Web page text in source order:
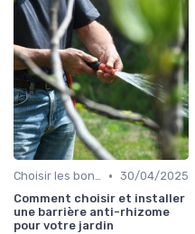
Choisir les bons outils • 30/04/2025
Comment choisir et installer
une barrière anti-rhizome
pour votre jardin